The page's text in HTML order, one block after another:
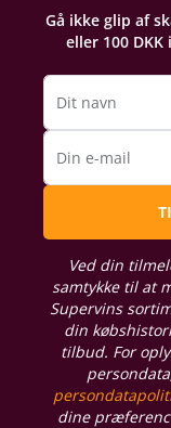
Gå ikke glip af
eller 100
Dit navn
Din e-mail
Ved din
samtykke til at
Supervins
din
tilbud. For
dine